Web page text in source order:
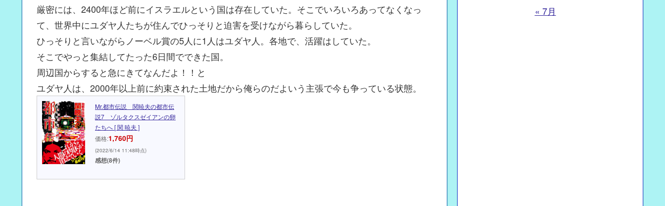
厳密には、2400年ほど前にイスラエルという国は存在していた。そこでいろいろあってなくなっ
て、世界中にユダヤ人たちが住んでひっそりと迫害を受けながら暮らしていた。
ひっそりと言いながらノーベル賞の5人に1人はユダヤ人。各地で、活躍はしていた。
そこでやっと集結してたった6日間でできた国。
周辺国からすると急にきてなんだよ！！と
ユダヤ人は、2000年以上前に約束された土地だから俺らのだよいう主張で今も争っている状態。
Mr.都市伝説 関暁夫の都市伝
説7 ゾルタクスゼイアンの卵
たちへ [ 関 暁夫 ]
価格:1,760円
(2022/6/14 11:48時点)
感想(8件)
« 7月